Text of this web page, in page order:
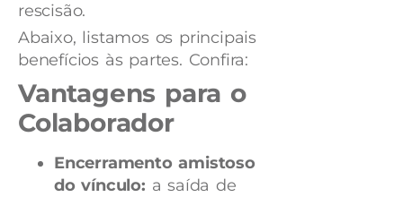
rescisão.
Abaixo, listamos os principais
benefícios às partes. Confira:
Vantagens para o
Colaborador
Encerramento amistoso
do vínculo: a saída de